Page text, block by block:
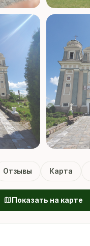
Отзывы Карта
mapПоказать на карте